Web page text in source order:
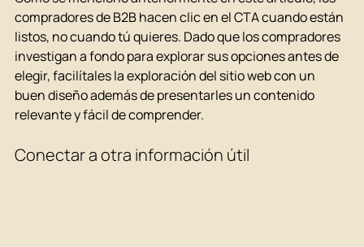
compradores de B2B hacen clic en el CTA cuando están
listos, no cuando tú quieres. Dado que los compradores
investigan a fondo para explorar sus opciones antes de
elegir, facilítales la exploración del sitio web con un
buen diseño además de presentarles un contenido
relevante y fácil de comprender.
Conectar a otra información útil